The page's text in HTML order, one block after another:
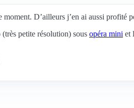
D’ailleurs j’en ai aussi profité
(très petite résolution) sous opéra mini et